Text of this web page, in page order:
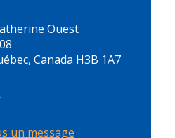
Ouest
Canada H3B 1A7
un message